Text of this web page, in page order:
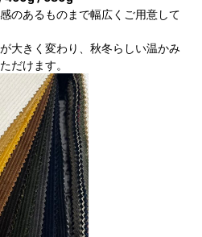
のあるものまで幅広くご用意して
大きく変わり、秋冬らしい温かみ
だけます。